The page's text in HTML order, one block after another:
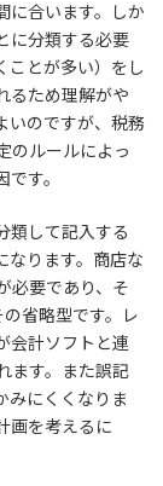
に合います。しか
に分類する必要
ことが多い）をし
るため理解がや
いのですが、税務
のルールによっ
す。
類して記入する
なります。商店な
必要であり、そ
省略型です。レ
会計ソフトと連
ます。また誤記
みにくくなりま
画を考えるに